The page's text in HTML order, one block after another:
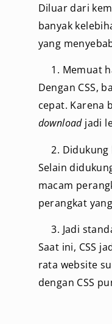
Diluar dari
banyak
yang
Memuat
Dengan CSS,
cepat. Karena
download jadi
Selain
macam
perangkat
Jadi
Saat ini, CSS
rata website
dengan CSS